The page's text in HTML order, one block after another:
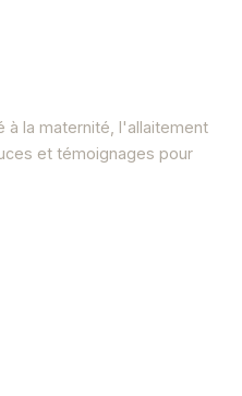
à la maternité, l'allaitement
et témoignages pour